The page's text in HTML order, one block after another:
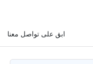
ابق على تواصل معنا